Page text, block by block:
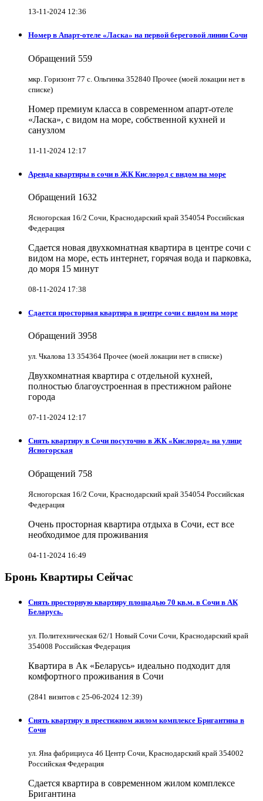
13-11-2024 12:36
Номер в Апарт-отеле «Ласка» на первой береговой линии Сочи
Обращений 559
мкр. Горизонт 77 с. Ольгинка 352840 Прочее (моей локации нет в
списке)
Номер премиум класса в современном апарт-отеле
«Ласка», с видом на море, собственной кухней и
санузлом
11-11-2024 12:17
Аренда квартиры в сочи в ЖК Кислород с видом на море
Обращений 1632
Ясногорская 16/2 Сочи, Краснодарский край 354054 Российская
Федерация
Сдается новая двухкомнатная квартира в центре сочи с
видом на море, есть интернет, горячая вода и парковка,
до моря 15 минут
08-11-2024 17:38
Сдается просторная квартира в центре сочи с видом на море
Обращений 3958
ул. Чкалова 13 354364 Прочее (моей локации нет в списке)
Двухкомнатная квартира с отдельной кухней,
полностью благоустроенная в престижном районе
города
07-11-2024 12:17
Снять квартиру в Cочи посуточно в ЖК «Кислород» на улице
Ясногорская
Обращений 758
Ясногорская 16/2 Сочи, Краснодарский край 354054 Российская
Федерация
Очень просторная квартира отдыха в Сочи, ест все
необходимое для проживания
04-11-2024 16:49
Бронь Квартиры Сейчас
Снять просторную квартиру площадью 70 кв.м. в Сочи в АК
Беларусь.
ул. Политехническая 62/1 Новый Сочи Сочи, Краснодарский край
354008 Российская Федерация
Квартира в Ак «Беларусь» идеально подходит для
комфортного проживания в Сочи
(2841 визитов с 25-06-2024 12:39)
Снять квартиру в престижном жилом комплексе Бригантина в
Сочи
ул. Яна фабрициуса 4б Центр Сочи, Краснодарский край 354002
Российская Федерация
Сдается квартира в современном жилом комплексе
Бригантина